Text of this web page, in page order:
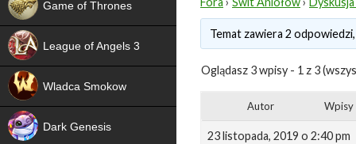
Temat zawiera 2
Oglądasz 3 wpisy - 1 z 3
Autor Wpisy
23 listopada, 2019 o 2:40 pm
Game of Thrones
League of Angels 3
Wladca Smokow
Dark Genesis